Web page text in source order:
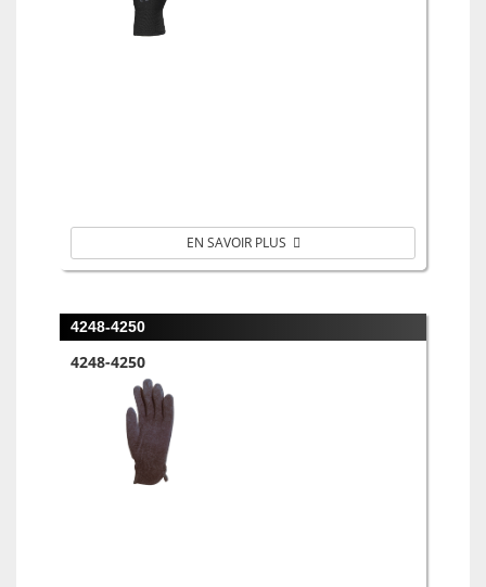
EN SAVOIR PLUS
4248-4250
4248-4250